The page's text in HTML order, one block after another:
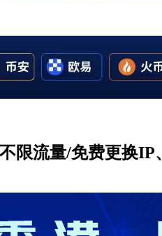
限流量/免费更换IP